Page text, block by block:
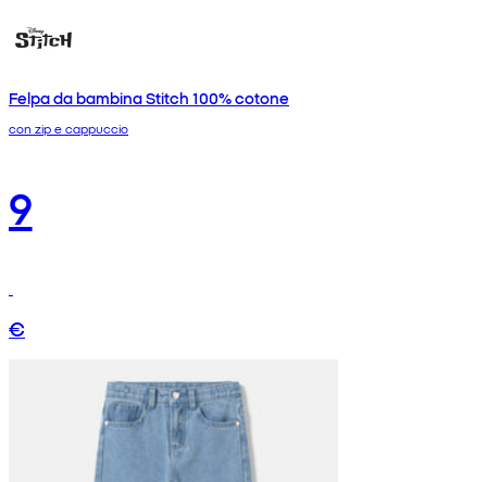
Felpa da bambina Stitch 100% cotone
con zip e cappuccio
9
€